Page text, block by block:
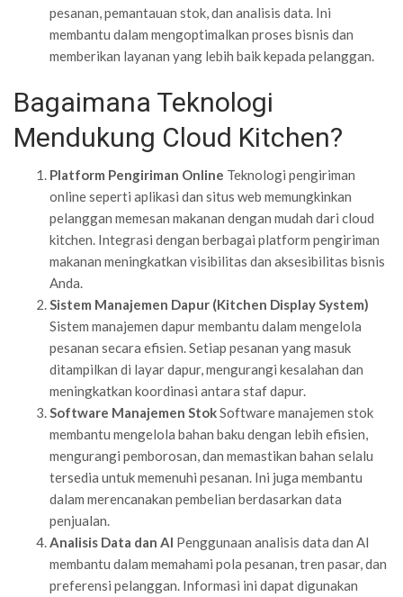
pesanan, pemantauan stok, dan analisis data. Ini
membantu dalam mengoptimalkan proses bisnis dan
memberikan layanan yang lebih baik kepada pelanggan.
Bagaimana Teknologi
Mendukung Cloud Kitchen?
Platform Pengiriman Online Teknologi pengiriman
online seperti aplikasi dan situs web memungkinkan
pelanggan memesan makanan dengan mudah dari cloud
kitchen. Integrasi dengan berbagai platform pengiriman
makanan meningkatkan visibilitas dan aksesibilitas bisnis
Anda.
Sistem Manajemen Dapur (Kitchen Display System)
Sistem manajemen dapur membantu dalam mengelola
pesanan secara efisien. Setiap pesanan yang masuk
ditampilkan di layar dapur, mengurangi kesalahan dan
meningkatkan koordinasi antara staf dapur.
Software Manajemen StokSoftware manajemen stok
membantu mengelola bahan baku dengan lebih efisien,
mengurangi pemborosan, dan memastikan bahan selalu
tersedia untuk memenuhi pesanan. Ini juga membantu
dalam merencanakan pembelian berdasarkan data
penjualan.
Analisis Data dan AI Penggunaan analisis data dan AI
membantu dalam memahami pola pesanan, tren pasar, dan
preferensi pelanggan. Informasi ini dapat digunakan